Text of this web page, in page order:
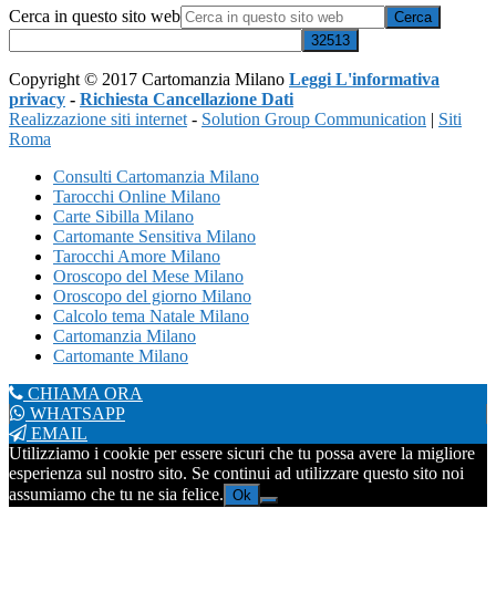
Cerca in questo sito web
Copyright © 2017 Cartomanzia Milano Leggi L'informativa
privacy - Richiesta Cancellazione Dati
Realizzazione siti internet - Solution Group Communication | Siti
Roma
Consulti Cartomanzia Milano
Tarocchi Online Milano
Carte Sibilla Milano
Cartomante Sensitiva Milano
Tarocchi Amore Milano
Oroscopo del Mese Milano
Oroscopo del giorno Milano
Calcolo tema Natale Milano
Cartomanzia Milano
Cartomante Milano
CHIAMA ORA
WHATSAPP
EMAIL
Utilizziamo i cookie per essere sicuri che tu possa avere la migliore
esperienza sul nostro sito. Se continui ad utilizzare questo sito noi
assumiamo che tu ne sia felice. Ok